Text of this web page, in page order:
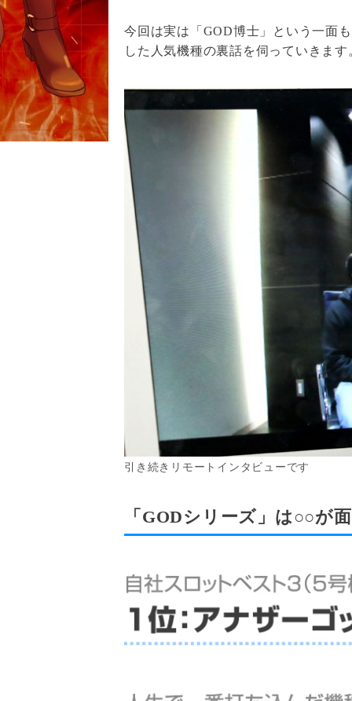
今回は実は「GOD博士」という一面
した人気機種の裏話を伺っていきま
引き続きリモートインタビューです
「GODシリーズ」は○○が